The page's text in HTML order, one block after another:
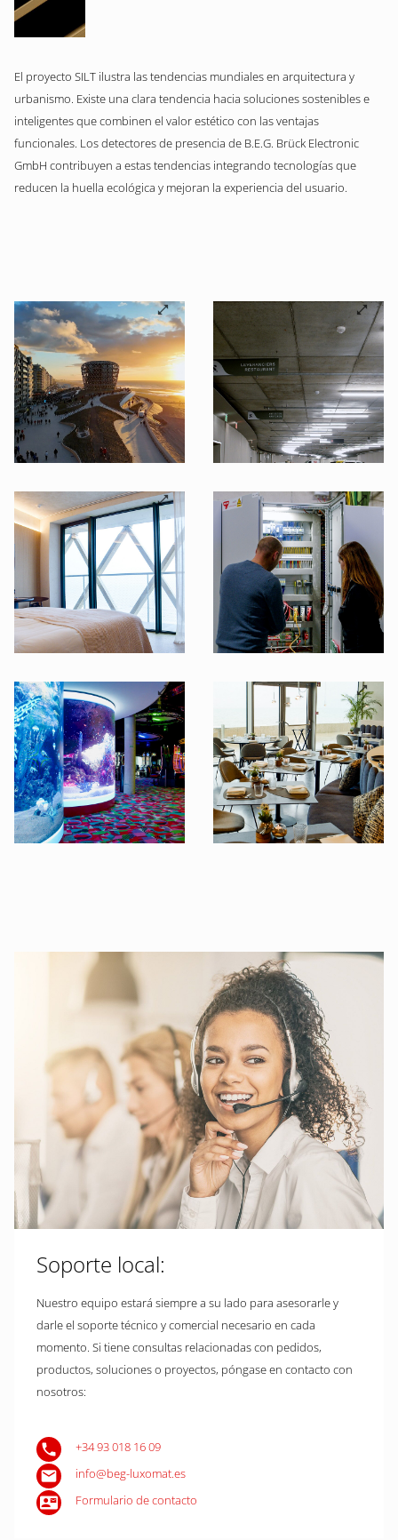
El proyecto SILT ilustra las tendencias mundiales en arquitectura y
urbanismo. Existe una clara tendencia hacia soluciones sostenibles e
inteligentes que combinen el valor estético con las ventajas
funcionales. Los detectores de presencia de B.E.G. Brück Electronic
GmbH contribuyen a estas tendencias integrando tecnologías que
reducen la huella ecológica y mejoran la experiencia del usuario.
Soporte local:
Nuestro equipo estará siempre a su lado para asesorarle y
darle el soporte técnico y comercial necesario en cada
momento. Si tiene consultas relacionadas con pedidos,
productos, soluciones o proyectos, póngase en contacto con
nosotros:
+34 93 018 16 09
info@beg-luxomat.es
Formulario de contacto